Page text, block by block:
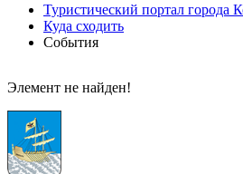
Туристический портал города
Куда сходить
События
Элемент не найден!